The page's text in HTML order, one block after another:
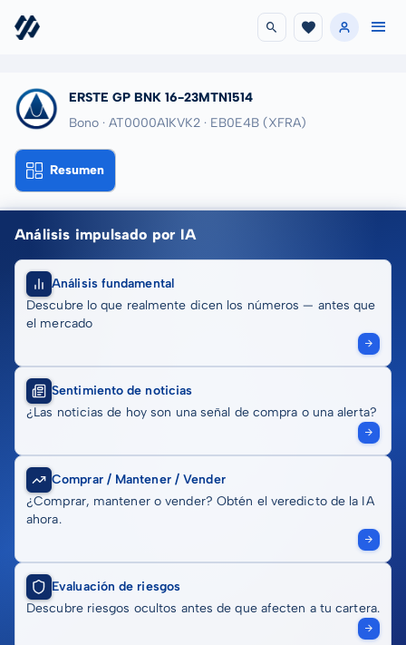
ERSTE GP BNK 16-23MTN1514
Bono · AT0000A1KVK2 · EB0E4B (XFRA)
Resumen
Análisis impulsado por IA
Análisis fundamental
Descubre lo que realmente dicen los números — antes que
el mercado
Sentimiento de noticias
¿Las noticias de hoy son una señal de compra o una alerta?
Comprar / Mantener / Vender
¿Comprar, mantener o vender? Obtén el veredicto de la IA
ahora.
Evaluación de riesgos
Descubre riesgos ocultos antes de que afecten a tu cartera.